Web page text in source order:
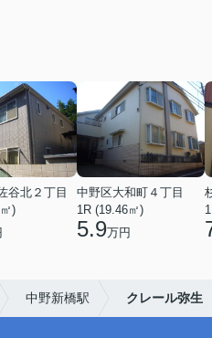
谷北２丁目
)
中野区大和町４丁目
1R (19.46㎡)
5.9万円
中野新橋駅 クレール弥生